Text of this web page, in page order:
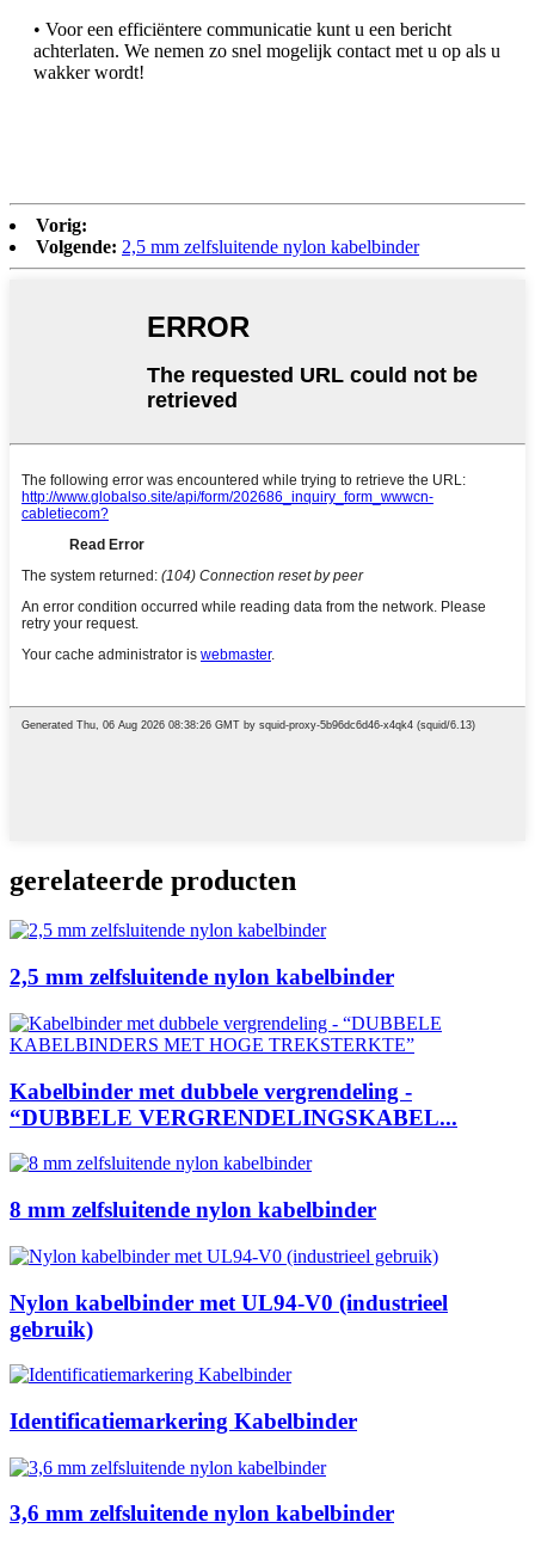
• Voor een efficiëntere communicatie kunt u een bericht
achterlaten. We nemen zo snel mogelijk contact met u op als u
wakker wordt!
Vorig:
Volgende: 2,5 mm zelfsluitende nylon kabelbinder
gerelateerde producten
2,5 mm zelfsluitende nylon kabelbinder
Kabelbinder met dubbele vergrendeling -
“DUBBELE VERGRENDELINGSKABEL...
8 mm zelfsluitende nylon kabelbinder
Nylon kabelbinder met UL94-V0 (industrieel
gebruik)
Identificatiemarkering Kabelbinder
3,6 mm zelfsluitende nylon kabelbinder